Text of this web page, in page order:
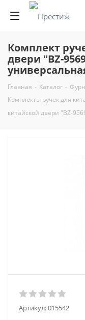
Комплект
двери "BZ-
Главная - Каталог -
Комплекты ручек для
китайской двери "BZ-
Артикул:015542